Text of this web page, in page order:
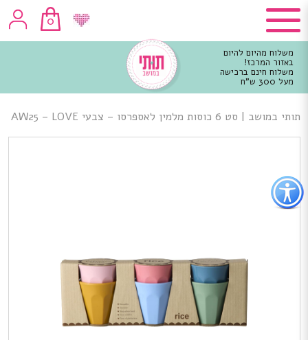
כפתור
לפתיחת
תפריט
נגישות
0
משלוח מהיום להיום
באזור המרכז!
משלוח חינם ברכישה
מעל 300 ש"ח
מרכזי
תותי במושב | סט 6 כוסות מלמין לאספרסו – צבעי AW25 – LOVE